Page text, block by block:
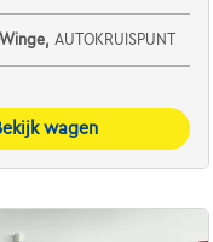
AUTOKRUISPUNT
wagen